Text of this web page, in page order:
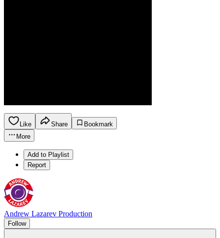
Like Share
Bookmark
More
Add to Playlist
Report
Andrew Lazarev Production
Follow